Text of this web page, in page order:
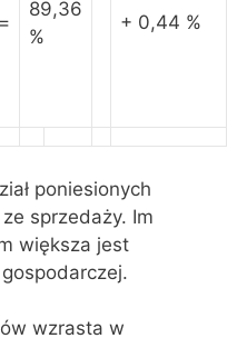
=
89,36
%
+ 0,44 %
poniesionych
sprzedaży. Im
większa jest
wzrasta w